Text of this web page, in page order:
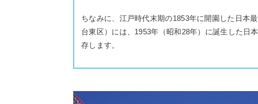
ちなみに、江戸時代末期の1853年に開園した日本
台東区）には、1953年（昭和28年）に誕生した日
存します。